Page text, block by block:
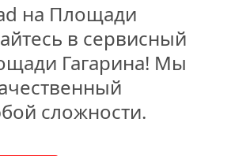
на Площади
в сервисный
Гагарина! Мы
сложности.